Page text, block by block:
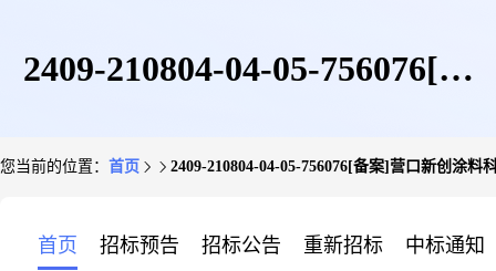
2409-210804-04-05-756076[备
您当前的位置： 首页 2409-210804-04-05-756076[备案]营口新创涂料
首页 招标预告 招标公告 重新招标 中标通知